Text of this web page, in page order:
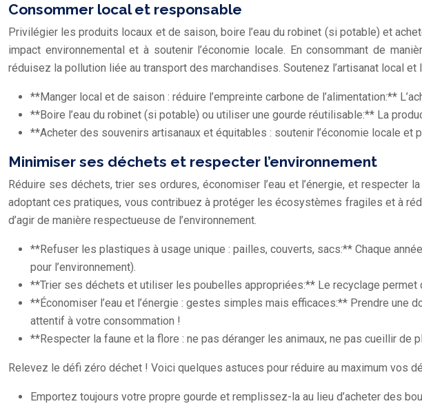
Consommer local et responsable
Privilégier les produits locaux et de saison, boire l’eau du robinet (si potable) et
impact environnemental et à soutenir l’économie locale. En consommant de
réduisez la pollution liée au transport des marchandises. Soutenez l’artisanat local
**Manger local et de saison : réduire l’empreinte carbone de l’alimentation:**
**Boire l’eau du robinet (si potable) ou utiliser une gourde réutilisable:** La
**Acheter des souvenirs artisanaux et équitables : soutenir l’économie locale
Minimiser ses déchets et respecter l’environnement
Réduire ses déchets, trier ses ordures, économiser l’eau et l’énergie, et
adoptant ces pratiques, vous contribuez à protéger les écosystèmes fragiles et à
d’agir de manière respectueuse de l’environnement.
**Refuser les plastiques à usage unique : pailles, couverts, sacs:** Chaque
pour l’environnement).
**Trier ses déchets et utiliser les poubelles appropriées:** Le recyclage permet
**Économiser l’eau et l’énergie : gestes simples mais efficaces:** Prendre une
attentif à votre consommation !
**Respecter la faune et la flore : ne pas déranger les animaux, ne pas cueillir
Relevez le défi zéro déchet ! Voici quelques astuces pour réduire au maximum vos
Emportez toujours votre propre gourde et remplissez-la au lieu d’acheter des